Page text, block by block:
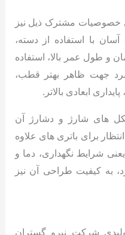
خصوصیات مشترک ذیل نیز
با استفاده از دسته،
و طول عمر بالا، استفاده
سرد جهت ظاهر بهتر قطب،
ابعادی بالاتر.
های شارژ و دشارژ آن
برای باتری های علاوه
شرایط نگهداری، دما و
به کیفیت طراحی آن نیز
شرکت نیرو گستران